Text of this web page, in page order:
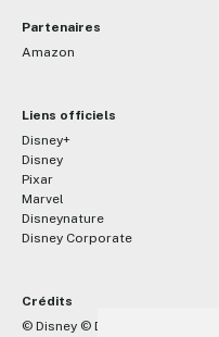
Partenaires
Amazon
Liens officiels
Disney+
Disney
Pixar
Marvel
Disneynature
Disney Corporate
Crédits
© Disney © Disney/Pixar © &